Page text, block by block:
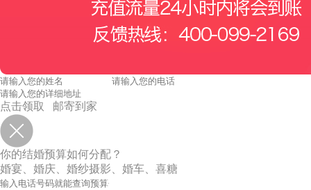
点击领取 邮寄到家
你的结婚预算如何分配？
婚宴、婚庆、婚纱摄影、婚车、喜糖